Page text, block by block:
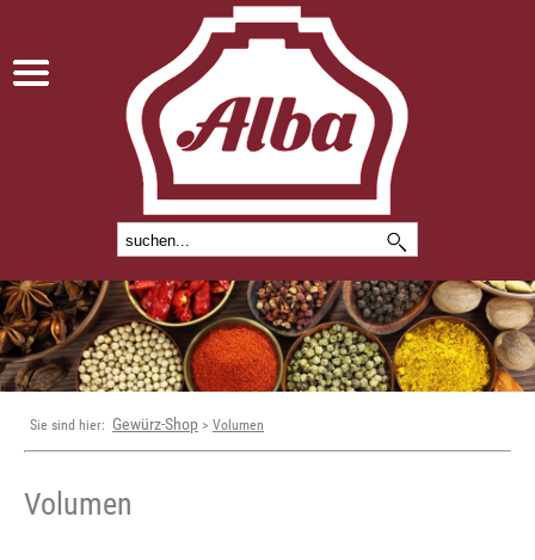
Sie sind hier: Gewürz-Shop > Volumen
Volumen